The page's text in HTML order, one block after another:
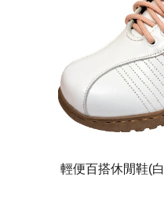
輕便百搭休閒鞋(